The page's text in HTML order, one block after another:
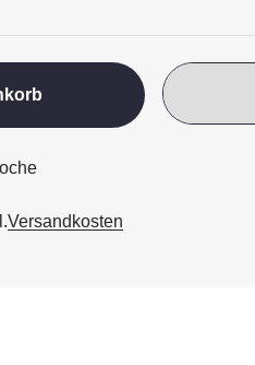
Versandkosten